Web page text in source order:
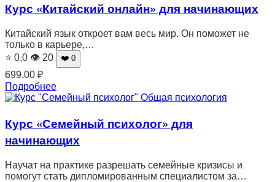
Курс «Китайский онлайн» для начинающих
Китайский язык откроет вам весь мир. Он поможет не
только в карьере,…
⭐ 0,0 👁 20 ❤️ 0
699,00 ₽
Подробнее
Общая психология
Курс «Семейный психолог» для
начинающих
Научат на практике разрешать семейные кризисы и
помогут стать дипломированным специалистом за…